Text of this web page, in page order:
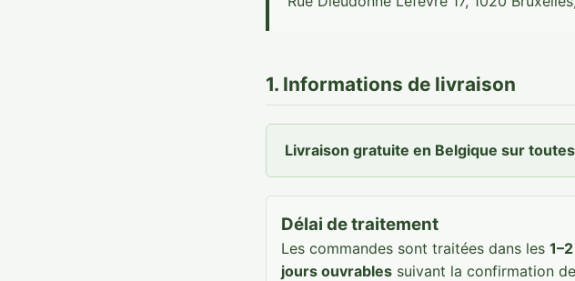
1. Informations de livraison
Livraison gratuite en Belgique sur
Délai de traitement
Les commandes sont traitées dans les 1–2
jours ouvrables suivant la confirmation de